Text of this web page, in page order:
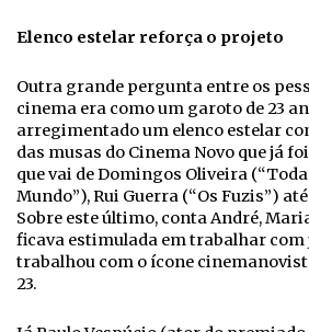
Elenco estelar reforça o projeto
Outra grande pergunta entre os
cinema era como um garoto de 23
arregimentado um elenco estelar
das musas do Cinema Novo que já
que vai de Domingos Oliveira
Mundo”), Rui Guerra (“Os Fuzis”)
Sobre este último, conta André,
ficava estimulada em trabalhar com
trabalhou com o ícone
23.